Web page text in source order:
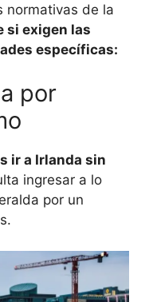
normativas de la
si exigen las
específicas:
por
ir a Irlanda sin
ingresar a lo
por un